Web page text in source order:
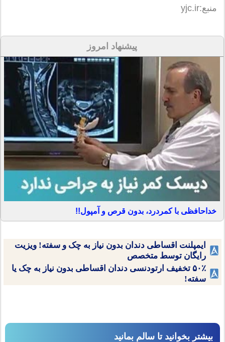
منبع:yjc.ir
پیشنهاد امروز
خداحافظی با کمردرد، بدون قرص و آمپول!!
ایمپلنت اقساطی دندان بدون نیاز به چک و سفته! ویزیت
رایگان توسط متخصص
۵۰٪ تخفیف ارتودنسی دندان اقساطی بدون نیاز به چک یا
سفته!
بیشتر بخوانید تا سالم بمانید